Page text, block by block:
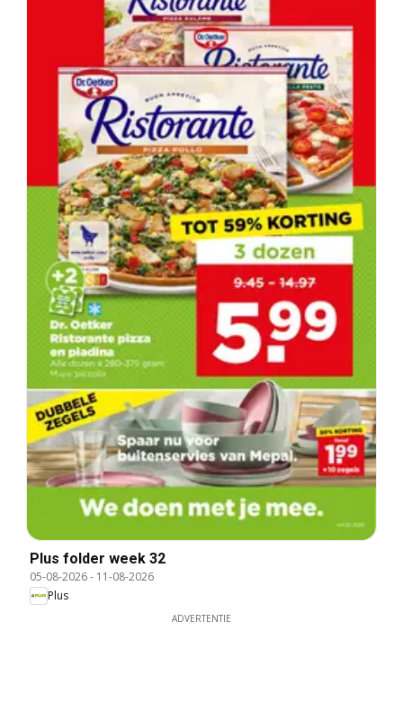
Plus folder week 32
05-08-2026- 11-08-2026
Plus
ADVERTENTIE